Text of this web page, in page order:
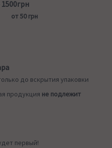
от 50 грн
до вскрытия упаковки
продукция не подлежит
первый!